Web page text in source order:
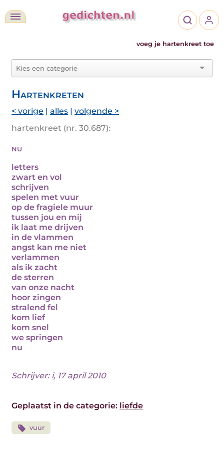
voeg je hartenkreet toe
Hartenkreten
< vorige | alles | volgende >
hartenkreet (nr. 30.687):
nu
letters
zwart en vol
schrijven
spelen met vuur
op de fragiele muur
tussen jou en mij
ik laat me drijven
in de vlammen
angst kan me niet
verlammen
als ik zacht
de sterren
van onze nacht
hoor zingen
stralend fel
kom lief
kom snel
we springen
nu
Schrijver: i, 17 april 2010
Geplaatst in de categorie: liefde
vuur